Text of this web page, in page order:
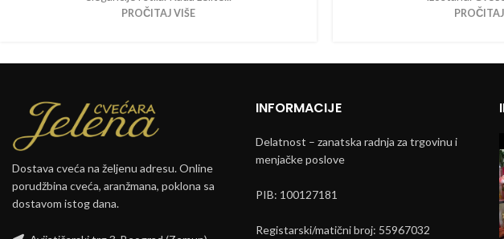
PROČITAJ VIŠE
Dostava cveća na željenu adresu. Online
porudžbina cveća, aranžmana, poklona sa
dostavom istog dana.
INFORMACIJE
Delatnost – zanatska radnja za trgovinu i
menjačke poslove
PIB: 100127181
Registarski/matični broj: 55967032